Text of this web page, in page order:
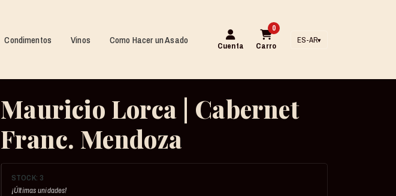
Condimentos Vinos Como Hacer un Asado Cuenta
0
Carro
ES-AR▾
Mauricio Lorca | Cabernet
Franc. Mendoza
STOCK: 3
¡Últimas unidades!